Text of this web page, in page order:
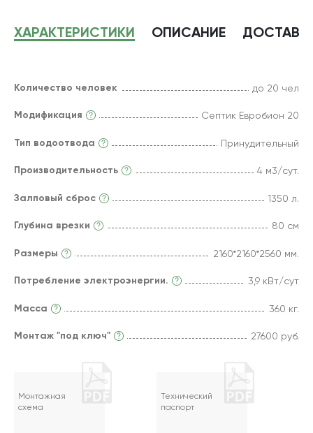
ХАРАКТЕРИСТИКИ ОПИСАНИЕ
Количество человек до 20 чел
Модификация Септик Евробион 20
Тип водоотвода Принудительный
Производительность 4 м3/сут.
Залповый сброс 1350 л.
Глубина врезки 80 см
Размеры 2160*2160*2560 мм.
Потребление электроэнергии. 3,9 кВт/сут
Масса 360 кг.
Монтаж "под ключ" 27600 руб.
Монтажная
схема
Технический
паспорт